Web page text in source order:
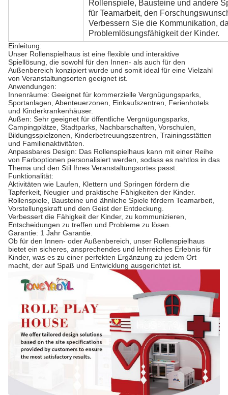
Rollenspiele, Bausteine und andere
für Teamarbeit, den
Verbessern Sie die Kommunikation,
Problemlösungsfähigkeit der Kinder.
Einleitung:
Unser Rollenspielhaus ist eine flexible und interaktive
Spiellösung, die sowohl für den Innen- als auch für den
Außenbereich konzipiert wurde und somit ideal für eine Vielzahl
von Veranstaltungsorten geeignet ist.
Anwendungen:
Innenräume: Geeignet für kommerzielle Vergnügungsparks,
Sportanlagen, Abenteuerzonen, Einkaufszentren, Ferienhotels
und Kinderkrankenhäuser.
Außen: Sehr geeignet für öffentliche Vergnügungsparks,
Campingplätze, Stadtparks, Nachbarschaften, Vorschulen,
Bildungsspielzonen, Kinderbetreuungszentren, Trainingsstätten
und Familienaktivitäten.
Anpassbares Design: Das Rollenspielhaus kann mit einer Reihe
von Farboptionen personalisiert werden, sodass es nahtlos in das
Thema und den Stil Ihres Veranstaltungsortes passt.
Funktionalität:
Aktivitäten wie Laufen, Klettern und Springen fördern die
Tapferkeit, Neugier und praktische Fähigkeiten der Kinder.
Rollenspiele, Bausteine und ähnliche Spiele fördern Teamarbeit,
Vorstellungskraft und den Geist der Entdeckung.
Verbessert die Fähigkeit der Kinder, zu kommunizieren,
Entscheidungen zu treffen und Probleme zu lösen.
Garantie: 1 Jahr Garantie.
Ob für den Innen- oder Außenbereich, unser Rollenspielhaus
bietet ein sicheres, ansprechendes und lehrreiches Erlebnis für
Kinder, was es zu einer perfekten Ergänzung zu jedem Ort
macht, der auf Spaß und Entwicklung ausgerichtet ist.